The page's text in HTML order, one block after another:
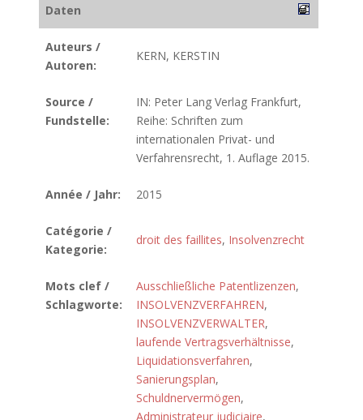
Daten
Auteurs /
Autoren:
KERN, KERSTIN
Source /
Fundstelle:
IN: Peter Lang Verlag Frankfurt,
Reihe: Schriften zum
internationalen Privat- und
Verfahrensrecht, 1. Auflage 2015.
Année / Jahr: 2015
Catégorie /
Kategorie:
droit des faillites, Insolvenzrecht
Mots clef /
Schlagworte:
Ausschließliche Patentlizenzen,
INSOLVENZVERFAHREN,
INSOLVENZVERWALTER,
laufende Vertragsverhältnisse,
Liquidationsverfahren,
Sanierungsplan,
Schuldnervermögen,
Administrateur judiciaire,